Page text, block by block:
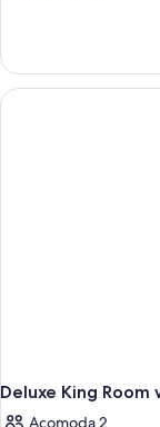
King
Room
Deluxe King
Acomoda 2